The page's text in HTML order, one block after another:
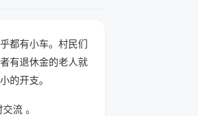
都有小车。村民们
有退休金的老人就
的开支。
流 。